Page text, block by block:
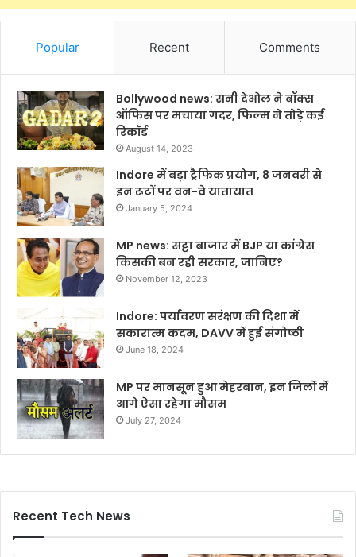
Popular Recent Comments
Bollywood news: सनी देओल ने बॉक्स
ऑफिस पर मचाया गदर, फिल्म ने तोड़े कई
रिकॉर्ड
August 14, 2023
Indore में बड़ा ट्रैफिक प्रयोग, 8 जनवरी से
इन रूटों पर वन-वे यातायात
January 5, 2024
MP news: सट्टा बाजार में BJP या कांग्रेस
किसकी बन रही सरकार, जानिए?
November 12, 2023
Indore: पर्यावरण सरंक्षण की दिशा में
सकारात्म कदम, DAVV में हुई संगोष्ठी
June 18, 2024
MP पर मानसून हुआ मेहरबान, इन जिलों में
आगे ऐसा रहेगा मौसम
July 27, 2024
Recent Tech News